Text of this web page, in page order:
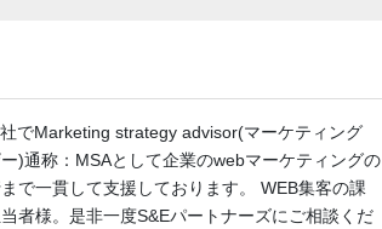
でMarketing strategy advisor(マーケティング
)通称：MSAとして企業のwebマーケティングの
で一貫して支援しております。 WEB集客の課
者様。是非一度S&Eパートナーズにご相談くだ